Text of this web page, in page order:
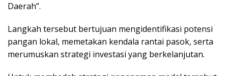
Daerah”.
Langkah tersebut bertujuan mengidentifikasi potensi
pangan lokal, memetakan kendala rantai pasok, serta
merumuskan strategi investasi yang berkelanjutan.